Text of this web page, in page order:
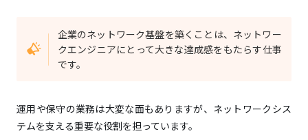
企業のネットワーク基盤を築くことは、ネットワー
クエンジニアにとって大きな達成感をもたらす仕事
です。
運用や保守の業務は大変な面もありますが、ネットワークシス
テムを支える重要な役割を担っています。